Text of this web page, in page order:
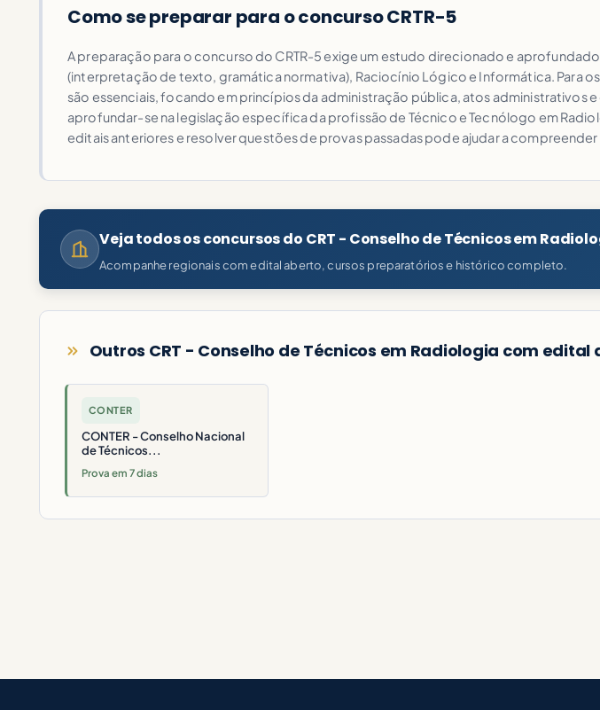
Como se preparar para o concurso CRTR-5
A preparação para o concurso do CRTR-5 exige um estudo direcionado e
(interpretação de texto, gramática normativa), Raciocínio Lógico e Informática. Para
são essenciais, focando em princípios da administração pública, atos administrativos
aprofundar-se na legislação específica da profissão de Técnico e Tecnólogo em
editais anteriores e resolver questões de provas passadas pode ajudar a
Veja todos os concursos do CRT - Conselho de Técnicos em
Acompanhe regionais com edital aberto, cursos preparatórios e histórico completo.
Outros CRT - Conselho de Técnicos em Radiologia com edital
CONTER
CONTER - Conselho Nacional
de Técnicos...
Prova em 7 dias